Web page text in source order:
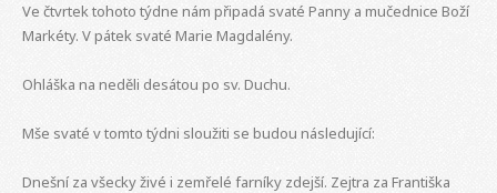
Ve čtvrtek tohoto týdne nám připadá svaté Panny a mučednice Boží
Markéty. V pátek svaté Marie Magdalény.
Ohláška na neděli desátou po sv. Duchu.
Mše svaté v tomto týdni sloužiti se budou následující:
Dnešní za všecky živé i zemřelé farníky zdejší. Zejtra za Františka